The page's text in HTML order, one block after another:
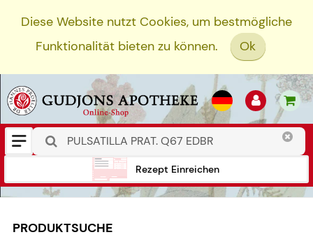
Diese Website nutzt Cookies, um bestmögliche
Funktionalität bieten zu können.
Ok
Rezept Einreichen
PRODUKTSUCHE